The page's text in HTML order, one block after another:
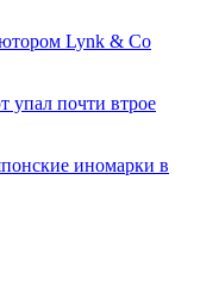
Lynk & Co
упал почти втрое
иномарки в